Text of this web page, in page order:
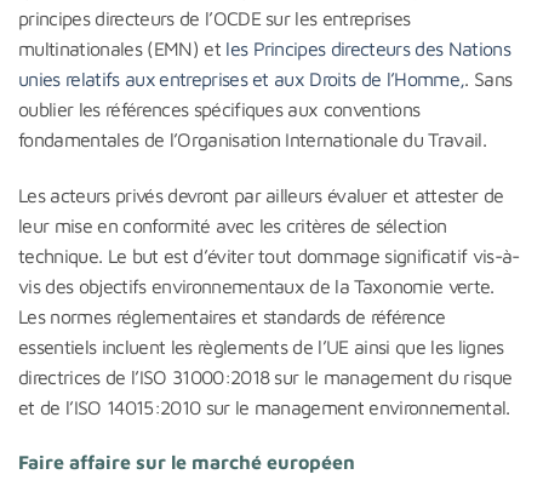
principes directeurs de l’OCDE sur les entreprises
multinationales (EMN) et les Principes directeurs des Nations
unies relatifs aux entreprises et aux Droits de l’Homme,. Sans
oublier les références spécifiques aux conventions
fondamentales de l’Organisation Internationale du Travail.
Les acteurs privés devront par ailleurs évaluer et attester de
leur mise en conformité avec les critères de sélection
technique. Le but est d’éviter tout dommage significatif vis-à-
vis des objectifs environnementaux de la Taxonomie verte.
Les normes réglementaires et standards de référence
essentiels incluent les règlements de l’UE ainsi que les lignes
directrices de l’ISO 31000:2018 sur le management du risque
et de l’ISO 14015:2010 sur le management environnemental.
Faire affaire sur le marché européen